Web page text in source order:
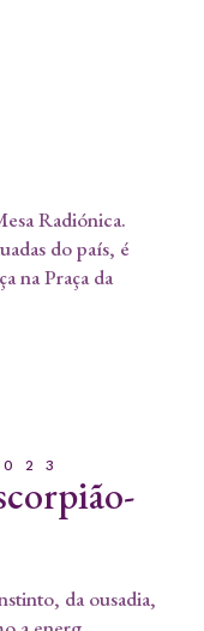
Radiónica.
do país, é
na Praça da
da ousadia,